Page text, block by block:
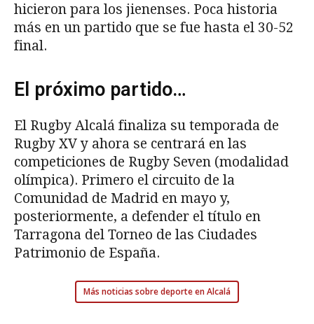
hicieron para los jienenses. Poca historia
más en un partido que se fue hasta el 30-52
final.
El próximo partido…
El Rugby Alcalá finaliza su temporada de
Rugby XV y ahora se centrará en las
competiciones de Rugby Seven (modalidad
olímpica). Primero el circuito de la
Comunidad de Madrid en mayo y,
posteriormente, a defender el título en
Tarragona del Torneo de las Ciudades
Patrimonio de España.
Más noticias sobre deporte en Alcalá